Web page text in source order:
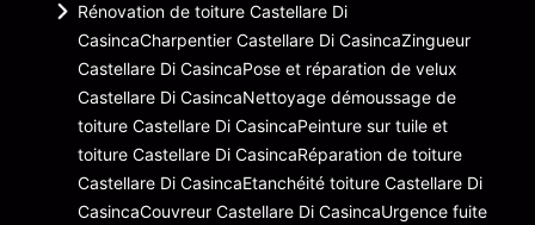
Rénovation de toiture Castellare Di
CasincaCharpentier Castellare Di CasincaZingueur
Castellare Di CasincaPose et réparation de velux
Castellare Di CasincaNettoyage démoussage de
toiture Castellare Di CasincaPeinture sur tuile et
toiture Castellare Di CasincaRéparation de toiture
Castellare Di CasincaEtanchéité toiture Castellare Di
CasincaCouvreur Castellare Di CasincaUrgence fuite